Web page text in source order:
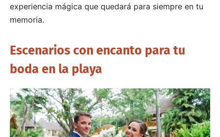
experiencia mágica que quedará para siempre en tu
memoria.
Escenarios con encanto para tu
boda en la playa